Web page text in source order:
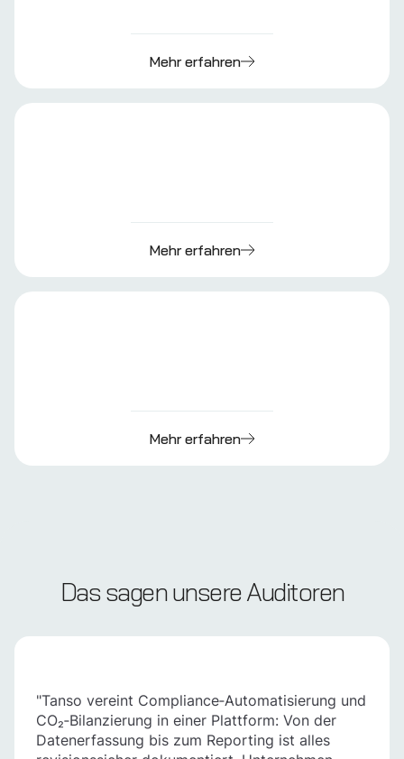
Mehr erfahren
Mehr erfahren
Mehr erfahren
Das sagen unsere Auditoren
"Tanso vereint Compliance‑Automatisierung und
CO₂‑Bilanzierung in einer Plattform: Von der
Datenerfassung bis zum Reporting ist alles